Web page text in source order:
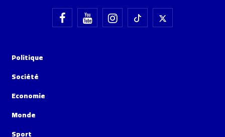
Politique
Société
Economie
Monde
Sport